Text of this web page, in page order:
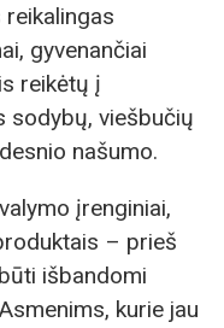
gyvenančiai
reikėtų į
sodybų, viešbučių
našumo.
įrenginiai,
– prieš
išbandomi
kurie jau